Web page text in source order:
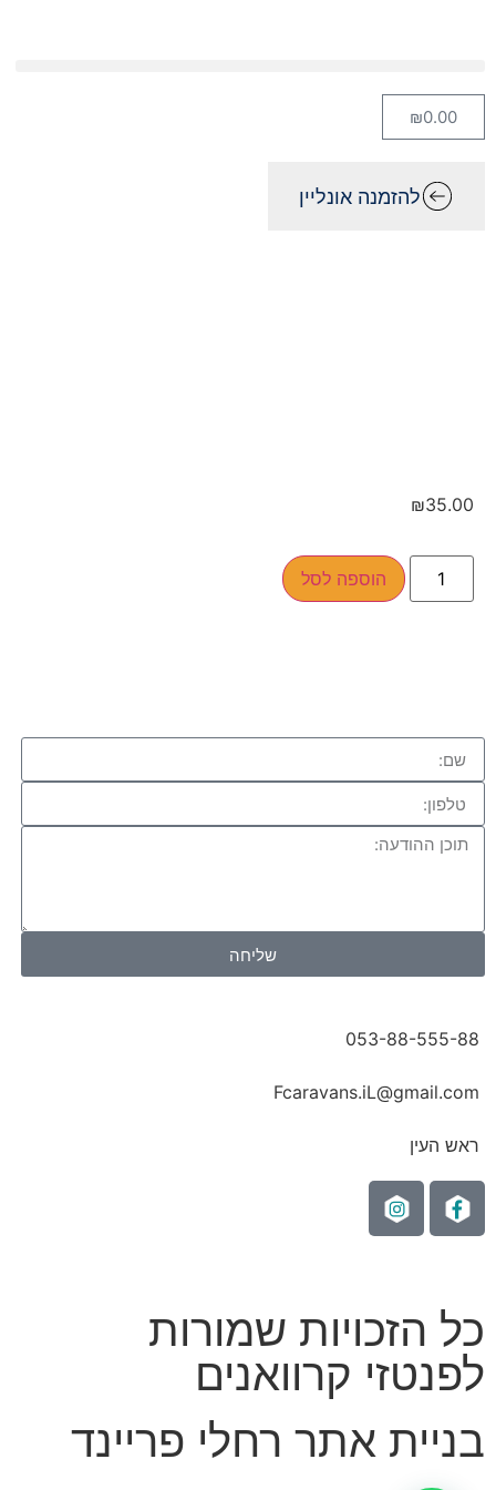
₪0.00
להזמנה אונליין
₪35.00
הוספה לסל
שליחה
053-88-555-88
Fcaravans.iL@gmail.com
ראש העין
כל הזכויות שמורות
לפנטזי קרוואנים
בניית אתר רחלי פריינד